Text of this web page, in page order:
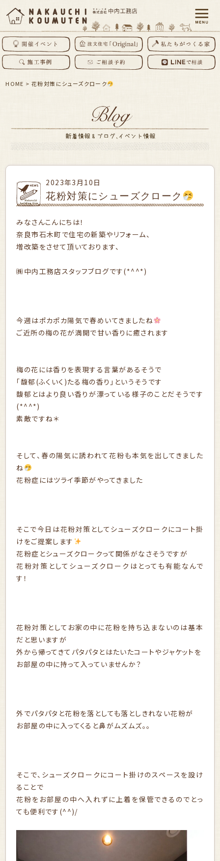
HOME >花粉対策にシューズクローク
2023年3月10日
花粉対策にシューズクローク
みなさんこんにちは！
奈良市石木町で住宅の新築やリフォーム、
増改築をさせて頂いております、
㈱中内工務店スタッフブログです(*^^*)
今週はポカポカ陽気で春めいてきましたね
ご近所の梅の花が満開で甘い香りに癒されます
梅の花には香りを表現する言葉があるそうで
「馥郁(ふくいく)たる梅の香り」というそうです
馥郁とはより良い香りが漂っている様子のことだそうです
(*^^*)
素敵ですね＊
そして、春の陽気に誘われて花粉も本気を出してきました
ね
花粉症にはツライ季節がやってきました
そこで今日は花粉対策としてシューズクロークにコート掛
けをご提案します
花粉症とシューズクロークって関係がなさそうですが
花粉対策としてシューズクロークはとっても有能なんで
す！
花粉対策としてお家の中に花粉を持ち込まないのは基本
だと思いますが
外から帰ってきてパタパタとはたいたコートやジャケットを
お部屋の中に持って入っていませんか？
外でパタパタと花粉を落としても落としきれない花粉が
お部屋の中に入ってくると鼻がムズムズ。。
そこで、シューズクロークにコート掛けのスペースを設け
ることで
花粉をお部屋の中へ入れずに上着を保管できるのでとっ
ても便利です(^^)/